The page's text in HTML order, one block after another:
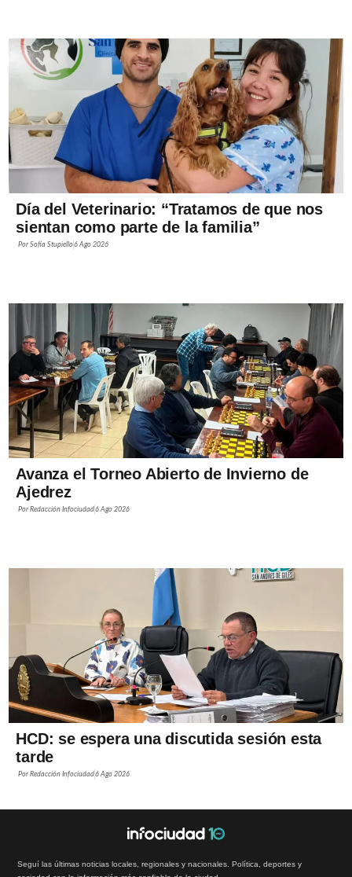
Día del Veterinario: “Tratamos de que nos
sientan como parte de la familia”
PorSofía Stupiello6 Ago 2026
Avanza el Torneo Abierto de Invierno de
Ajedrez
PorRedacción Infociudad6 Ago 2026
HCD: se espera una discutida sesión esta
tarde
PorRedacción Infociudad6 Ago 2026
Seguí las últimas noticias locales, regionales y nacionales. Política, deportes y